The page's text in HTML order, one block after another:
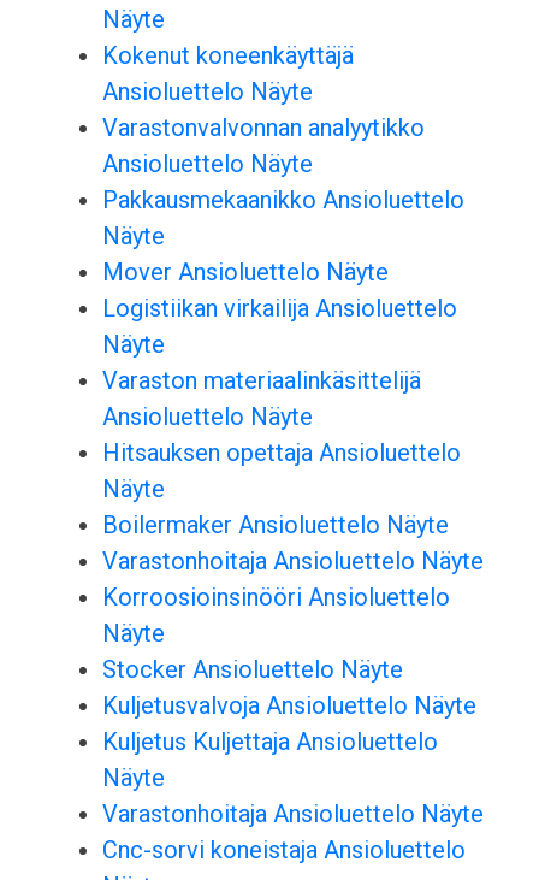
Näyte
Kokenut koneenkäyttäjä
Ansioluettelo Näyte
Varastonvalvonnan analyytikko
Ansioluettelo Näyte
Pakkausmekaanikko Ansioluettelo
Näyte
Mover Ansioluettelo Näyte
Logistiikan virkailija Ansioluettelo
Näyte
Varaston materiaalinkäsittelijä
Ansioluettelo Näyte
Hitsauksen opettaja Ansioluettelo
Näyte
Boilermaker Ansioluettelo Näyte
Varastonhoitaja Ansioluettelo Näyte
Korroosioinsinööri Ansioluettelo
Näyte
Stocker Ansioluettelo Näyte
Kuljetusvalvoja Ansioluettelo Näyte
Kuljetus Kuljettaja Ansioluettelo
Näyte
Varastonhoitaja Ansioluettelo Näyte
Cnc-sorvi koneistaja Ansioluettelo